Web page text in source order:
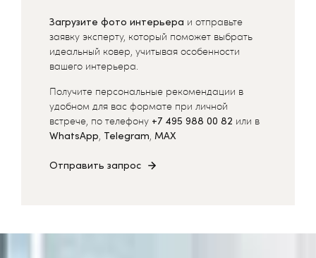
Загрузите фото интерьера и отправьте
заявку эксперту, который поможет выбрать
идеальный ковер, учитывая особенности
вашего интерьера.
Получите персональные рекомендации в
удобном для вас формате при личной
встрече, по телефону +7 495 988 00 82 или в
WhatsApp, Telegram, MAX
Отправить запрос